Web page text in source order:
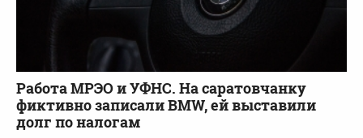
Работа МРЭО и УФНС. На саратовчанку
фиктивно записали BMW, ей выставили
долг по налогам